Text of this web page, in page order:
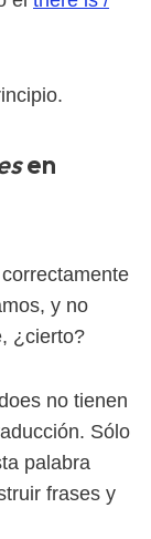
en
y no
¿cierto?
no tienen
Sólo
palabra
frases y